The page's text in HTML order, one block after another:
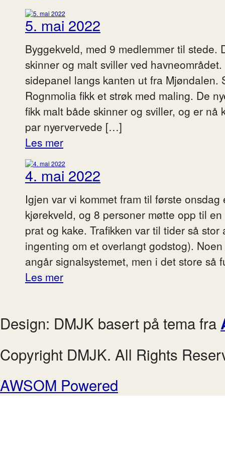
5. mai 2022
Byggekveld, med 9 medlemmer til stede.
skinner og malt sviller ved
sidepanel langs kanten ut fra Mjøndalen.
Rognmolia fikk et strøk med maling. De
fikk malt både skinner og sviller, og er nå
par nyervervede […]
Les mer
4. mai 2022
Igjen var vi kommet fram til første
kjørekveld, og 8 personer møtte opp til
prat og kake. Trafikken var til tider så
ingenting om et overlangt godstog).
angår signalsystemet, men i det store
Les mer
Design: DMJK basert på tema fra
Copyright DMJK. All Rights
AWSOM Powered